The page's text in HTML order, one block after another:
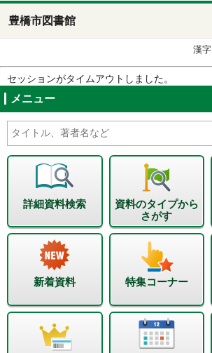
豊橋市図書館
漢字
セッションがタイムアウトしました。
メニュー
詳細資料検索
資料のタイプから
さがす
新着資料 特集コーナー